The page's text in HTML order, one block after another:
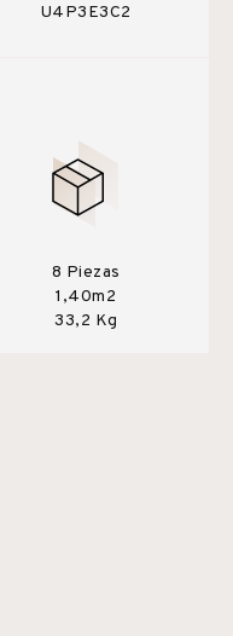
U4P3E3C2
8 Piezas
1,40m2
33,2 Kg